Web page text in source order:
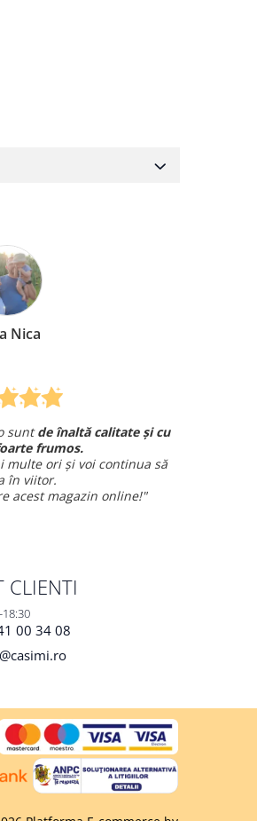
Nica
suntde înaltă calitate și cu
frumos.
multe ori și voi continua să
în viitor.
acest magazin online!"
CLIENTI
00 34 08